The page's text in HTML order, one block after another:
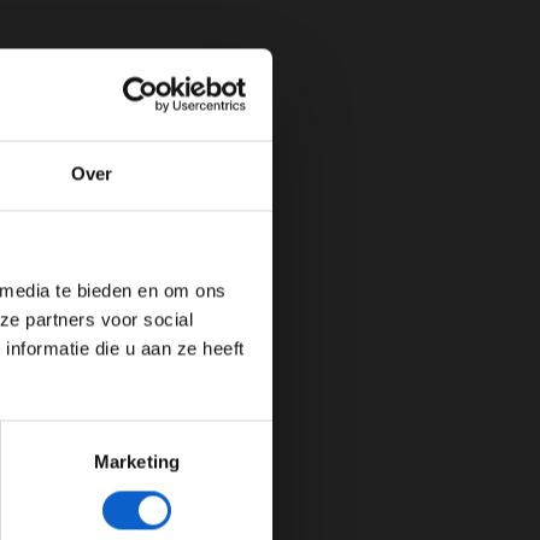
Over
te bieden en om ons
partners voor social
die u aan ze heeft
Marketing